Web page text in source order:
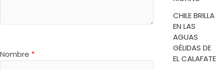
Nombre *
CHILE BRILLA
EN LAS
AGUAS
GÉLIDAS DE
EL CALAFATE